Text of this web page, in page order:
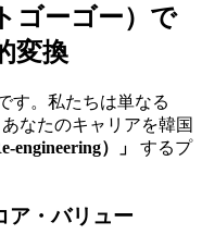
ゴーゴー）で
変換
す。私たちは単なる
なたのキャリアを韓国
engineering）」
するプ
ア・バリュー